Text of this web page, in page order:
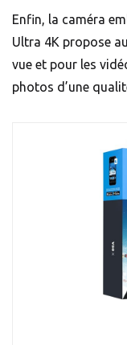
Enfin, la caméra
Ultra 4K propose
vue et pour les
photos d’une